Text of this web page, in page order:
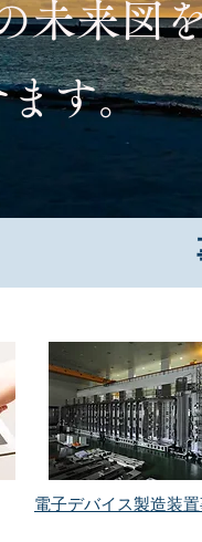
未来図
ます。
電子デバイス製造装